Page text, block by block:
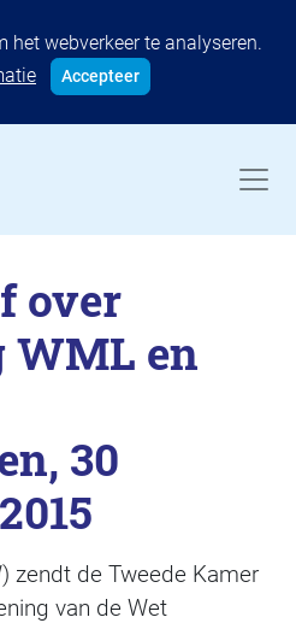
het webverkeer te analyseren.
Accepteer
over
en
30
zendt de Tweede Kamer
van de Wet